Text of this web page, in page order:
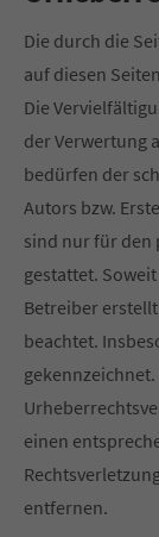
Die durch die
auf diesen
Die
der Verwertung
bedürfen der
Autors bzw.
sind nur für den
gestattet.
Betreiber
beachtet.
einen
entfernen.